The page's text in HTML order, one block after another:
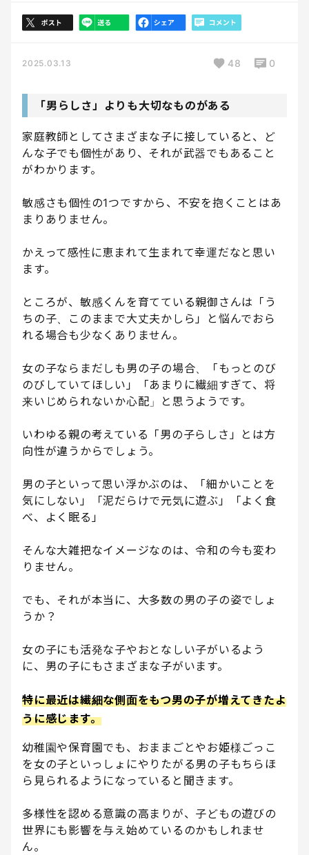
2025.03.13 48 0
「男らしさ」よりも大切なものがある
家庭教師としてさまざまな子に接していると、ど
んな子でも個性があり、それが武器でもあること
がわかります。
敏感さも個性の1つですから、不安を抱くことはあ
まりありません。
かえって感性に恵まれて生まれて幸運だなと思い
ます。
ところが、敏感くんを育てている親御さんは「う
ちの子、このままで大丈夫かしら」と悩んでおら
れる場合も少なくありません。
女の子ならまだしも男の子の場合、「もっとのび
のびしていてほしい」「あまりに繊細すぎて、将
来いじめられないか心配」と思うようです。
いわゆる親の考えている「男の子らしさ」とは方
向性が違うからでしょう。
男の子といって思い浮かぶのは、「細かいことを
気にしない」「泥だらけで元気に遊ぶ」「よく食
べ、よく眠る」
そんな大雑把なイメージなのは、令和の今も変わ
りません。
でも、それが本当に、大多数の男の子の姿でしょ
うか？
女の子にも活発な子やおとなしい子がいるよう
に、男の子にもさまざまな子がいます。
特に最近は繊細な側面をもつ男の子が増えてきたよ
うに感じます。
幼稚園や保育園でも、おままごとやお姫様ごっこ
を女の子といっしょにやりたがる男の子もちらほ
ら見られるようになっていると聞きます。
多様性を認める意識の高まりが、子どもの遊びの
世界にも影響を与え始めているのかもしれませ
ん。